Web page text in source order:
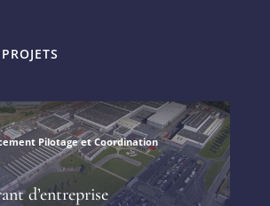
Pilotage et Coordination
d’entreprise